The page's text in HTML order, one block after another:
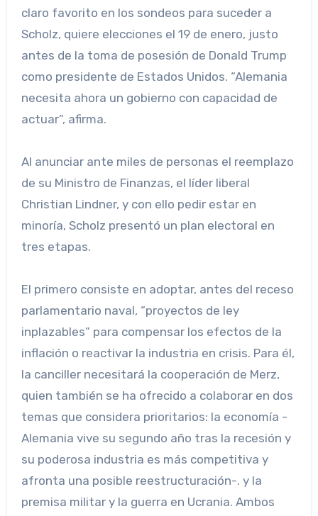
claro favorito en los sondeos para suceder a
Scholz, quiere elecciones el 19 de enero, justo
antes de la toma de posesión de Donald Trump
como presidente de Estados Unidos. “Alemania
necesita ahora un gobierno con capacidad de
actuar”, afirma.
Al anunciar ante miles de personas el reemplazo
de su Ministro de Finanzas, el líder liberal
Christian Lindner, y con ello pedir estar en
minoría, Scholz presentó un plan electoral en
tres etapas.
El primero consiste en adoptar, antes del receso
parlamentario naval, “proyectos de ley
inplazables” para compensar los efectos de la
inflación o reactivar la industria en crisis. Para él,
la canciller necesitará la cooperación de Merz,
quien también se ha ofrecido a colaborar en dos
temas que considera prioritarios: la economía -
Alemania vive su segundo año tras la recesión y
su poderosa industria es más competitiva y
afronta una posible reestructuración-. y la
premisa militar y la guerra en Ucrania. Ambos